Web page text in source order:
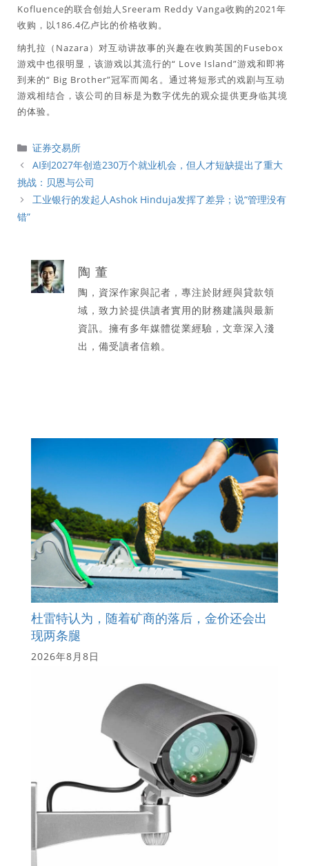
Kofluence的联合创始人Sreeram Reddy Vanga收购的2021年
收购，以186.4亿卢比的价格收购。
纳扎拉（Nazara）对互动讲故事的兴趣在收购英国的Fusebox
游戏中也很明显，该游戏以其流行的“ Love Island”游戏和即将
到来的“ Big Brother”冠军而闻名。通过将短形式的戏剧与互动
游戏相结合，该公司的目标是为数字优先的观众提供更身临其境
的体验。
分
類
证券交易所
AI到2027年创造230万个就业机会，但人才短缺提出了重大
挑战：贝恩与公司
工业银行的发起人Ashok Hinduja发挥了差异；说“管理没有
错”
陶 董
陶，資深作家與記者，專注於財經與貸款領
域，致力於提供讀者實用的財務建議與最新
資訊。擁有多年媒體從業經驗，文章深入淺
出，備受讀者信賴。
杜雷特认为，随着矿商的落后，金价还会出
现两条腿
2026年8月8日